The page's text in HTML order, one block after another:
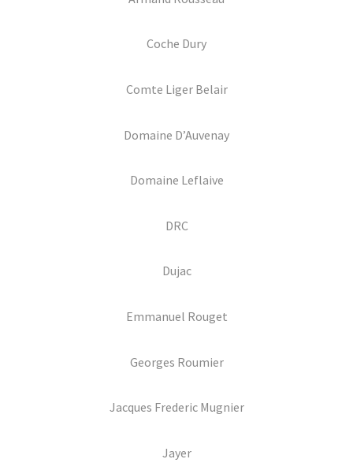
Coche Dury
Comte Liger Belair
Domaine D’Auvenay
Domaine Leflaive
DRC
Dujac
Emmanuel Rouget
Georges Roumier
Jacques Frederic Mugnier
Jayer